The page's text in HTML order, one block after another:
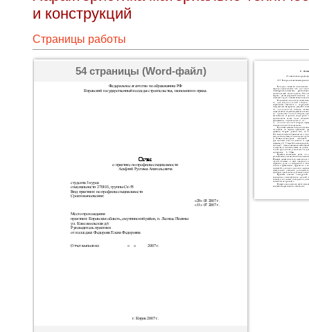
и конструкций
Страницы работы
54 страницы (Word-файл)